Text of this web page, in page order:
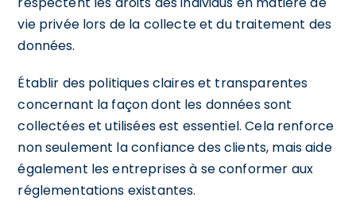
vie privée lors de la collecte et du traitement des
données.
Établir des politiques claires et transparentes
concernant la façon dont les données sont
collectées et utilisées est essentiel. Cela renforce
non seulement la confiance des clients, mais aide
également les entreprises à se conformer aux
réglementations existantes.